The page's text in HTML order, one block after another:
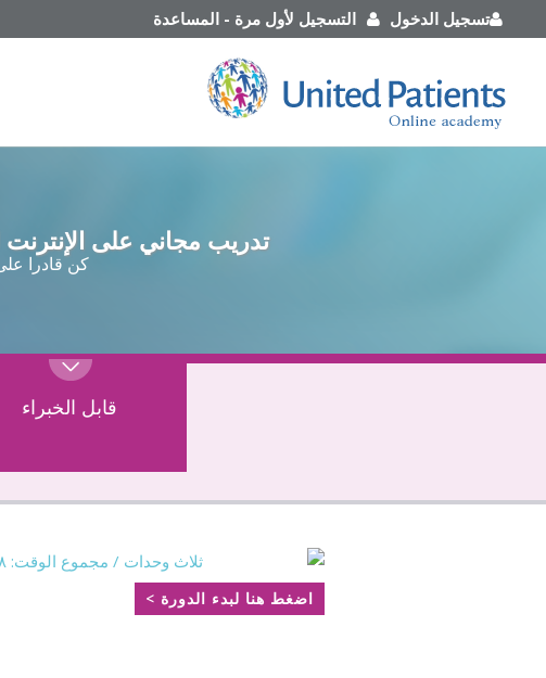
تسجيل الدخول التسجيل لأول مرة -المساعدة
تدريب مجاني على
كن قادرا
قابل الخبراء
ثلاث وحدات / مجموع الوقت: ٤٨ دقيقة -
اضغط هنا لبدء الدورة >